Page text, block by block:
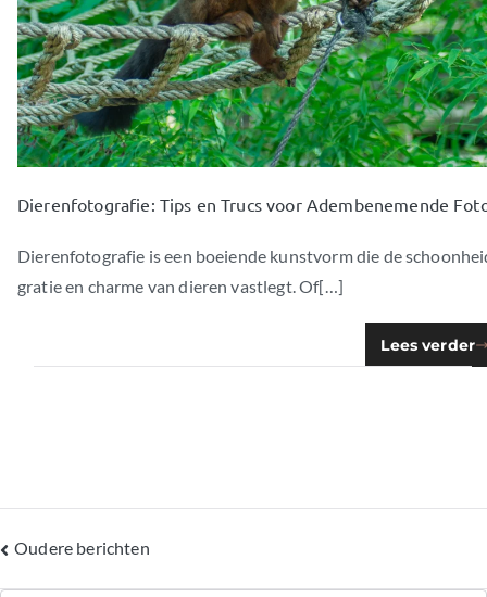
Dierenfotografie: Tips en Trucs voor Adembenemende
Dierenfotografie is een boeiende kunstvorm die de
gratie en charme van dieren vastlegt. Of[…]
Lees verder
Berichtennavigatie
Oudere berichten